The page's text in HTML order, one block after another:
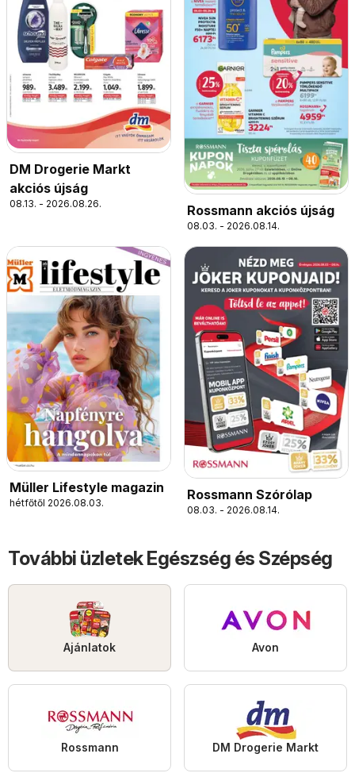
DM Drogerie Markt
akciós újság
08.13. - 2026.08.26. Rossmann akciós újság
08.03. - 2026.08.14.
Müller Lifestyle magazin
hétfőtől 2026.08.03.
Rossmann Szórólap
08.03. - 2026.08.14.
További üzletek Egészség és Szépség
Ajánlatok Avon
Rossmann DM Drogerie Markt